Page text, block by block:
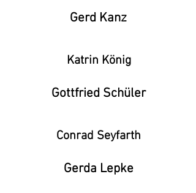
Gerd Kanz
Katrin König
Gottfried Schüler
Conrad Seyfarth
Gerda Lepke